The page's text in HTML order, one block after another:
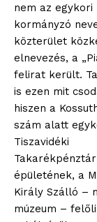
nem az egykori
kormányzó
közterület
elnevezés, a
felirat került.
is ezen mit
hiszen a
szám alatt
Tiszavidéki
Takarékpénztár
épületének, a
Király Szálló –
múzeum –